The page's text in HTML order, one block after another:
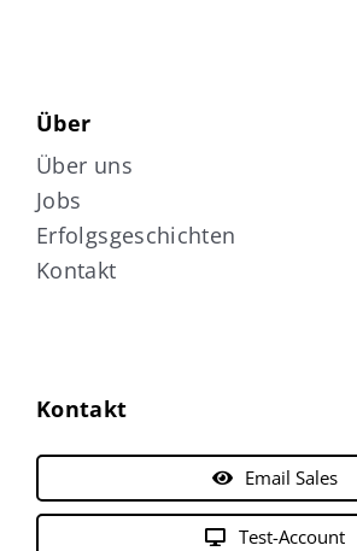
Über
Über uns
Jobs
Erfolgsgeschichten
Kontakt
Kontakt
Email Sales
Test-Account